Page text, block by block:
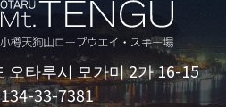
오타루시 모가미 2가 16-15
33-7381